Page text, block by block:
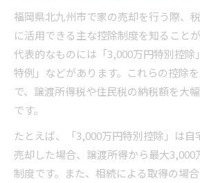
福岡県北九州市で家の売却を行う際、
に活用できる主な控除制度を知ること
代表的なものには「3,000万円特別控除
特例」などがあります。これらの控除
で、譲渡所得税や住民税の納税額を大
です。
たとえば、「3,000万円特別控除」は自
売却した場合、譲渡所得から最大3,000
制度です。また、相続による取得の場